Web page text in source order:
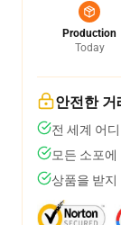
Production
Today
안전한 거
전 세계 어
모든 소포
상품을 받지